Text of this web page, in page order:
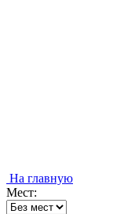
На главную
Мест: